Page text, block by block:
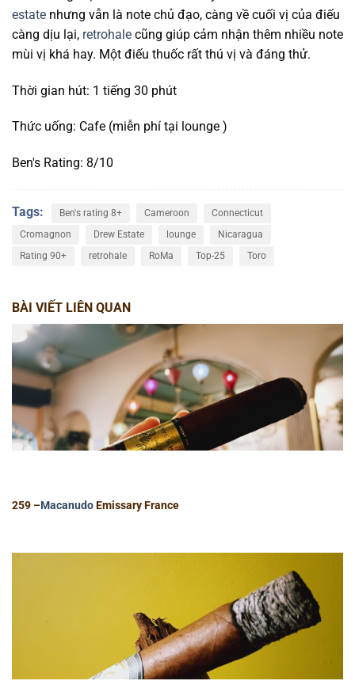
estate nhưng vẫn là note chủ đạo, càng về cuối vị của điếu
càng dịu lại, retrohale cũng giúp cảm nhận thêm nhiều note
mùi vị khá hay. Một điếu thuốc rất thú vị và đáng thử.
Thời gian hút: 1 tiếng 30 phút
Thức uống: Cafe (miễn phí tại lounge )
Ben's Rating: 8/10
Tags: Ben's rating 8+ Cameroon
Connecticut
Cromagnon
Drew Estate lounge
Nicaragua
Rating 90+
retrohale RoMa Top-25 Toro
BÀI VIẾT LIÊN QUAN
259 –MacanudoEmissary France